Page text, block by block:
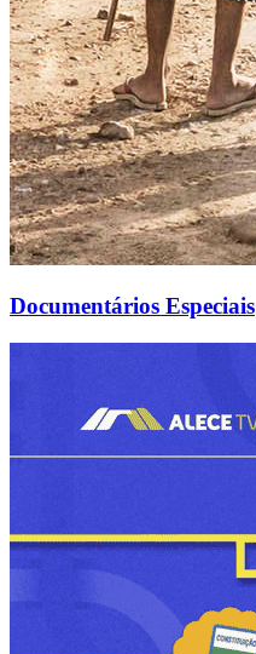
Documentários Especiais